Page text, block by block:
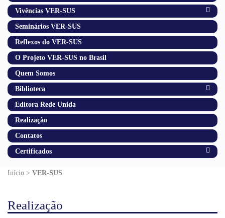
Vivências VER-SUS
Seminários VER-SUS
Reflexos do VER-SUS
O Projeto VER-SUS no Brasil
Quem Somos
Biblioteca
Editora Rede Unida
Realização
Contatos
Certificados
Início > VER-SUS
Realização